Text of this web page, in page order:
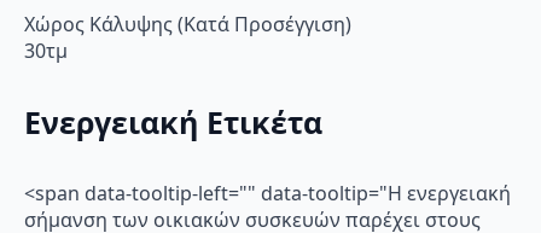
Χώρος Κάλυψης (Κατά Προσέγγιση)
30τμ
Ενεργειακή Ετικέτα
<span data-tooltip-left="" data-tooltip="Η ενεργειακή
σήμανση των οικιακών συσκευών παρέχει στους